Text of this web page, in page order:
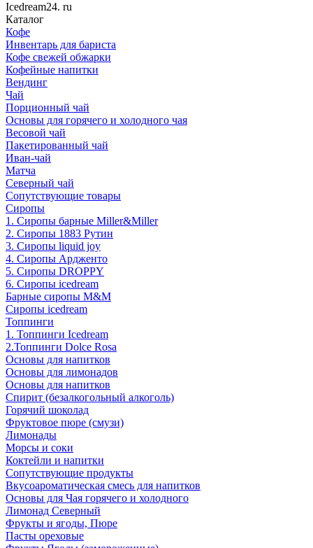
Icedream24. ru
Каталог
Кофе
Инвентарь для бариста
Кофе свежей обжарки
Кофейные напитки
Вендинг
Чай
Порционный чай
Основы для горячего и холодного чая
Весовой чай
Пакетированный чай
Иван-чай
Матча
Северный чай
Сопутствующие товары
Сиропы
1. Сиропы барные Miller&Miller
2. Сиропы 1883 Рутин
3. Cиропы liquid joy
4. Cиропы Ардженто
5. Сиропы DROPPY
6. Сиропы icedream
Барные сиропы M&M
Сиропы icedream
Топпинги
1. Топпинги Icedream
2.Топпинги Dolce Rosa
Основы для напитков
Основы для лимонадов
Основы для напитков
Спирит (безалкогольный алкоголь)
Горячий шоколад
Фруктовое пюре (смузи)
Лимонады
Морсы и соки
Коктейли и напитки
Сопутствующие продукты
Вкусоароматическая смесь для напитков
Основы для Чая горячего и холодного
Лимонад Северный
Фрукты и ягоды, Пюре
Пасты ореховые